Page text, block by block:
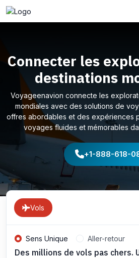
Connecter les
destinations
Voyageenavion connecte les
mondiales avec des solutions de
offres abordables et des expériences
voyages fluides et mémorables
+1-888-618-
Vols
Sens Unique Aller-retour
Des millions de vols pas chers.